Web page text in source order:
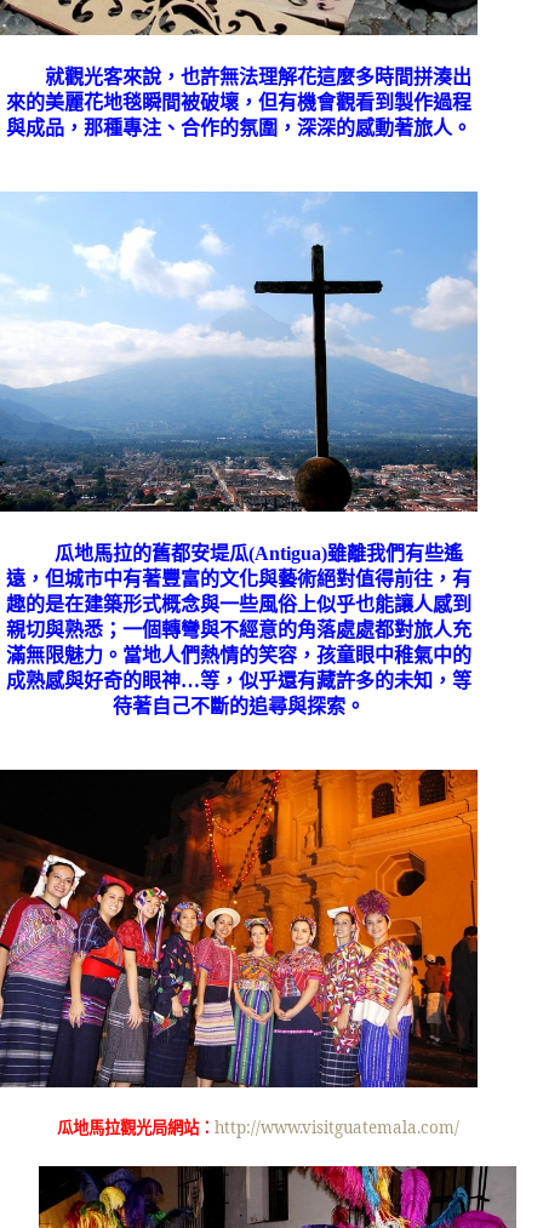
就觀光客來說，也許無法理解花這麼多時間拼湊出
來的美麗花地毯瞬間被破壞，但有機會觀看到製作過程
與成品，那種專注、合作的氛圍，深深的感動著旅人。
瓜地馬拉的舊都安堤瓜(Antigua)雖離我們有些遙
遠，但城市中有著豐富的文化與藝術絕對值得前往，有
趣的是在建築形式概念與一些風俗上似乎也能讓人感到
親切與熟悉；一個轉彎與不經意的角落處處都對旅人充
滿無限魅力。當地人們熱情的笑容，孩童眼中稚氣中的
成熟感與好奇的眼神…等，似乎還有藏許多的未知，等
待著自己不斷的追尋與探索。
瓜地馬拉觀光局網站：http://www.visitguatemala.com/